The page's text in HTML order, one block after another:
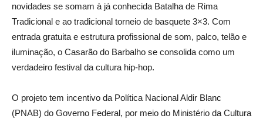
novidades se somam à já conhecida Batalha de Rima
Tradicional e ao tradicional torneio de basquete 3×3. Com
entrada gratuita e estrutura profissional de som, palco, telão e
iluminação, o Casarão do Barbalho se consolida como um
verdadeiro festival da cultura hip-hop.
O projeto tem incentivo da Política Nacional Aldir Blanc
(PNAB) do Governo Federal, por meio do Ministério da Cultura